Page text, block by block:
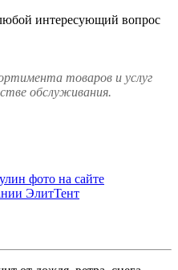
интересующий вопрос
товаров и услуг
обслуживания.